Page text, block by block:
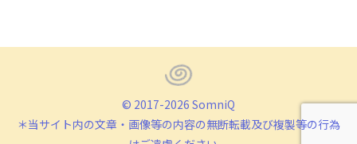
© 2017-2026 SomniQ
＊当サイト内の文章・画像等の内容の無断転載及び複製等の行為